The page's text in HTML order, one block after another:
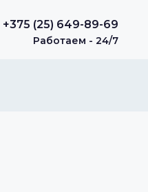
+375 (25) 649-89-69
Работаем - 24/7